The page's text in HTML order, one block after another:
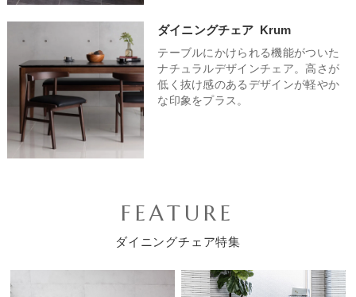
ダイニングチェア Krum
テーブルにかけられる機能がついた
ナチュラルデザインチェア。高さが
低く抜け感のあるデザインが軽やか
な印象をプラス。
FEATURE
ダイニングチェア特集